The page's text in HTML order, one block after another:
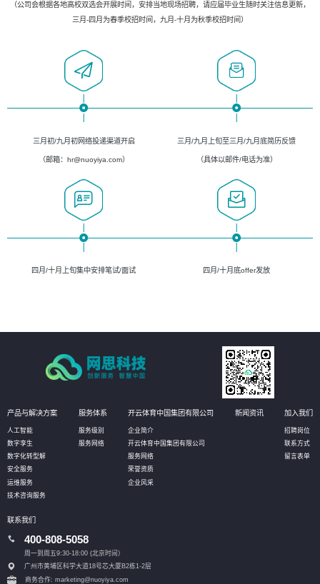
（公司会根据各地高校双选会开展时间，安排当地现场招聘，请应届毕业生随时关注信息更新，
三月-四月为春季校招时间，九月-十月为秋季校招时间）
三月初/九月初网络投递渠道开启
（邮箱：hr@nuoyiya.com）
三月/九月上旬至三月/九月底简历反馈
（具体以邮件/电话为准）
四月/十月上旬集中安排笔试/面试 四月/十月底offer发放
产品与解决方案
人工智能
数字孪生
数字化转型解
安全服务
运维服务
技术咨询服务
服务体系
服务级别
服务网络
开云体育中国集团有限公司
企业简介
开云体育中国集团有限公司
服务网络
荣誉资质
企业风采
新闻资讯 加入我们
招聘岗位
联系方式
留言表单
联系我们
400-808-5058
周一到周五9:30-18:00 (北京时间）
广州市黄埔区科学大道18号芯大厦B2栋1-2层
商务合作: marketing@nuoyiya.com